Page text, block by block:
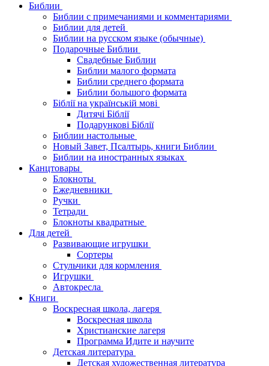
Библии
Библии с примечаниями и комментариями
Библии для детей
Библии на русском языке (обычные)
Подарочные Библии
Свадебные Библии
Библии малого формата
Библии среднего формата
Библии большого формата
Біблії на українській мові
Дитячі Біблії
Подарункові Біблії
Библии настольные
Новый Завет, Псалтырь, книги Библии
Библии на иностранных языках
Канцтовары
Блокноты
Ежедневники
Ручки
Тетради
Блокноты квадратные
Для детей
Развивающие игрушки
Сортеры
Стульчики для кормления
Игрушки
Автокресла
Книги
Воскресная школа, лагеря
Воскресная школа
Христианские лагеря
Программа Идите и научите
Детская литература
Детская художественная литература